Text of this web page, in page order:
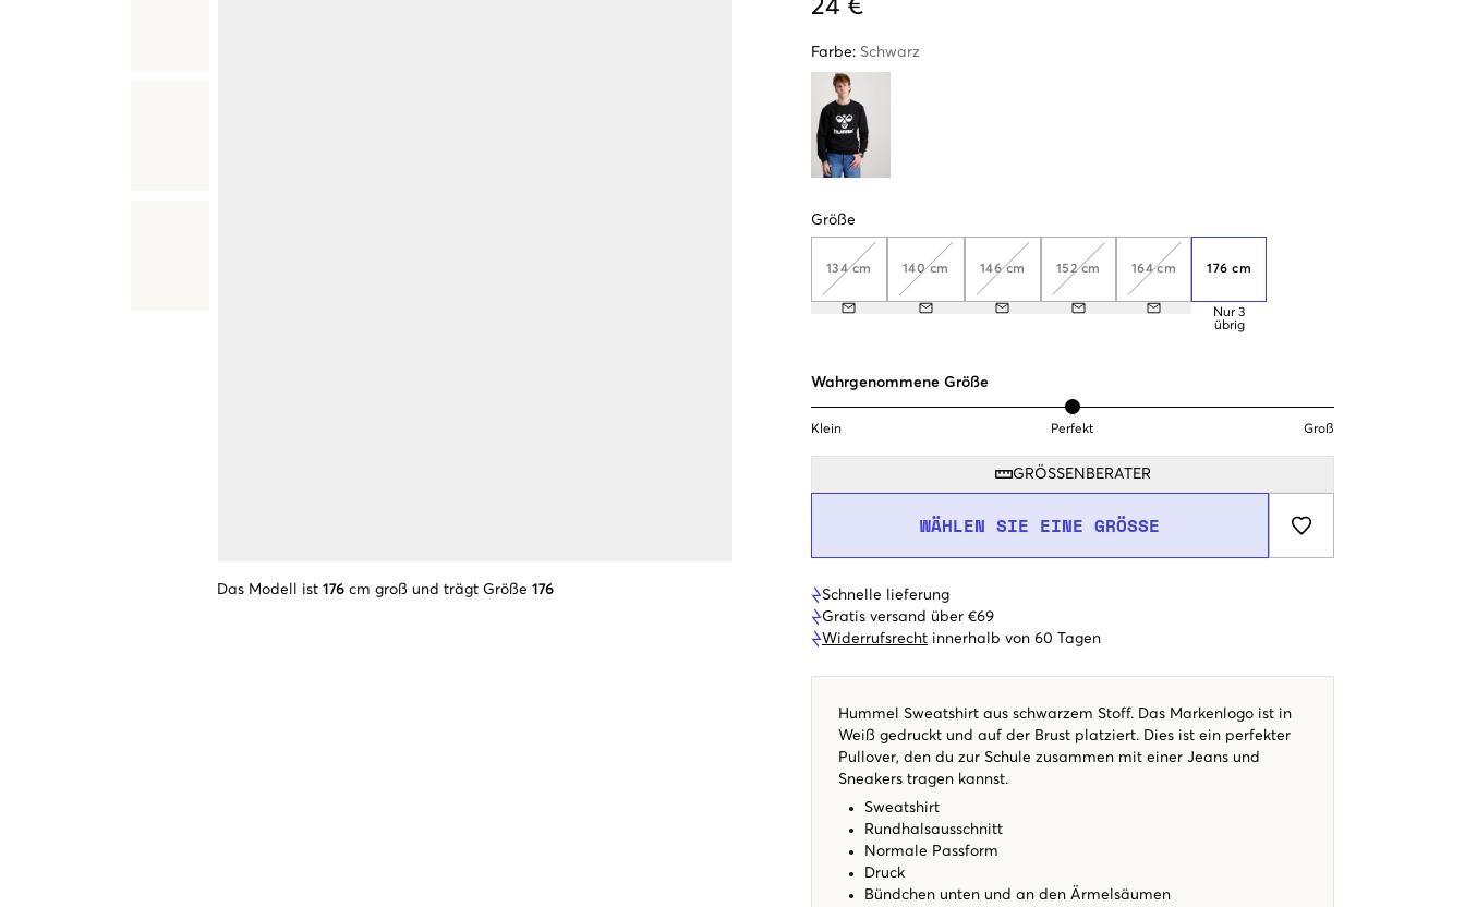
Das Modell ist 176 cm groß und trägt Größe 176
24 €
Farbe: Schwarz
Größe
134 cm 140 cm 146 cm 152 cm 164 cm 176 cm
Nur 3
übrig
Wahrgenommene Größe
Klein Perfekt Groß
GRÖSSENBERATER
WÄHLEN SIE EINE GRÖSSE
Schnelle lieferung
Gratis versand über €69
Widerrufsrecht innerhalb von 60 Tagen
Hummel Sweatshirt aus schwarzem Stoff. Das Markenlogo ist in
Weiß gedruckt und auf der Brust platziert. Dies ist ein perfekter
Pullover, den du zur Schule zusammen mit einer Jeans und
Sneakers tragen kannst.
Sweatshirt
Rundhalsausschnitt
Normale Passform
Druck
Bündchen unten und an den Ärmelsäumen